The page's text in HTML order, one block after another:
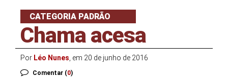
CATEGORIA PADRÃO
Chama acesa
Por Léo Nunes , em 20 de junho de 2016
Comentar (0)